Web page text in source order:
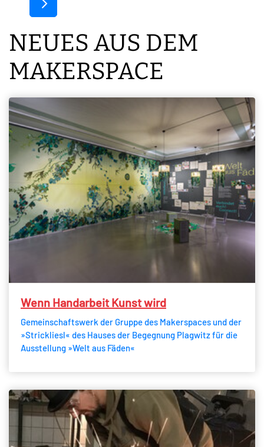
NEUES AUS DEM
MAKERSPACE
Wenn Handarbeit Kunst wird
Gemeinschaftswerk der Gruppe des Makerspaces und der
»Strickliesl« des Hauses der Begegnung Plagwitz für die
Ausstellung »Welt aus Fäden«